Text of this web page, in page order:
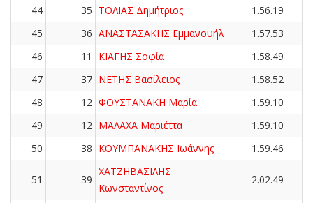
44
35 ΤΟΛΙΑΣ Δημήτριος
1.56.19
45
36 ΑΝΑΣΤΑΣΑΚΗΣ Εμμανουήλ
1.57.53
46
11 ΚΙΑΓΗΣ Σοφία
1.58.49
47
37 ΝΕΤΗΣ Βασίλειος
1.58.52
48
12 ΦΟΥΣΤΑΝΑΚΗ Μαρία
1.59.10
49
12 ΜΑΛΑΧΑ Μαριέττα
1.59.10
50
38 ΚΟΥΜΠΑΝΑΚΗΣ Ιωάννης 1.59.46
51 39
ΧΑΤΖΗΒΑΣΙΛΗΣ
Κωνσταντίνος
2.02.49